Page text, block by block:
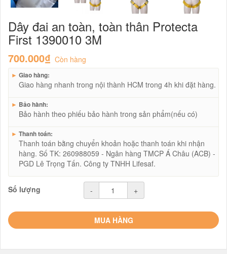
Dây đai an toàn, toàn thân Protecta
First 1390010 3M
700.000₫ Còn hàng
► Giao hàng:
Giao hàng nhanh trong nội thành HCM trong 4h khi đặt hàng.
► Bảo hành:
Bảo hành theo phiếu bảo hành trong sản phẩm(nếu có)
► Thanh toán:
Thanh toán bằng chuyển khoản hoặc thanh toán khi nhận
hàng. Số TK: 260988059 - Ngân hàng TMCP Á Châu (ACB) -
PGD Lê Trọng Tấn. Công ty TNHH Lifesaf.
Số lượng - +
MUA HÀNG